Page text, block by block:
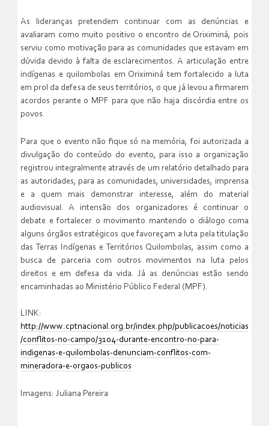
As lideranças pretendem continuar com as denúncias e
avaliaram como muito positivo o encontro de Oriximiná, pois
serviu como motivação para as comunidades que estavam em
dúvida devido à falta de esclarecimentos. A articulação entre
indígenas e quilombolas em Oriximiná tem fortalecido a luta
em prol da defesa de seus territórios, o que já levou a firmarem
acordos perante o MPF para que não haja discórdia entre os
povos.
Para que o evento não fique só na memória, foi autorizada a
divulgação do conteúdo do evento, para isso a organização
registrou integralmente através de um relatório detalhado para
as autoridades, para as comunidades, universidades, imprensa
e a quem mais demonstrar interesse, além do material
audiovisual. A intensão dos organizadores é continuar o
debate e fortalecer o movimento mantendo o diálogo coma
alguns órgãos estratégicos que favoreçam a luta pela titulação
das Terras Indígenas e Territórios Quilombolas, assim como a
busca de parceria com outros movimentos na luta pelos
direitos e em defesa da vida. Já as denúncias estão sendo
encaminhadas ao Ministério Público Federal (MPF).
LINK:
http://www.cptnacional.org.br/index.php/publicacoes/noticias
/conflitos-no-campo/3104-durante-encontro-no-para-
indigenas-e-quilombolas-denunciam-conflitos-com-
mineradora-e-orgaos-publicos
Imagens: Juliana Pereira